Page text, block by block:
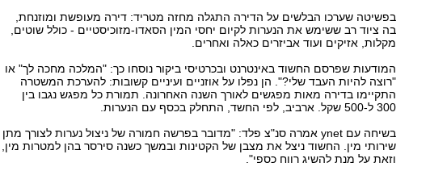
בפשיטה שערכו הבלשים על הדירה התגלה מחזה מטריד: דירה מעופשת ומוזנחת,
בה ציוד רב ששימש את הנערות לקיום יחסי המין הסאדו-מזוכיסטיים - כולל שוטים,
מקלות, אזיקים ועוד אביזרים כאלה ואחרים.
המודעות שפרסם החשוד באינטרנט ובכרטיסי ביקור נוסחו כך: "המלכה מחכה לך" או
"רוצה להיות העבד שלי?". הן נפלו על אוזניים ועיניים קשובות: להערכת המשטרה
התקיימו בדירה מאות מפגשים לאורך השנה האחרונה. תמורת כל מפגש נגבו בין
300 ל-500 שקל. ארביב, לפי החשד, התחלק בכסף עם הנערות.
בשיחה עם ynet אמרה סנ"צ פלד: "מדובר בפרשה חמורה של ניצול נערות לצורך מתן
שירותי מין. החשוד ניצל את מצבן של הקטינות ובמשך כשנה סירסר בהן למטרות מין,
וזאת על מנת להשיג רווח כספי".